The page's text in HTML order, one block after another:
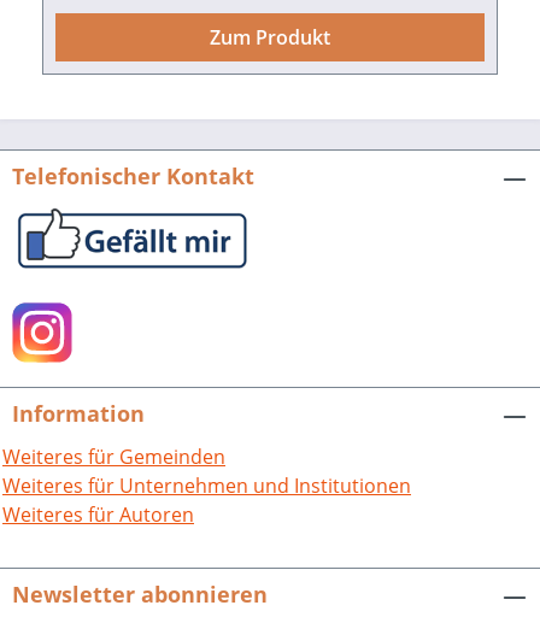
3-89735-231-5. EUR 13,90 Presseinformation
als pdf-Datei zum Download Buch-Cover als
Zum Produkt
Telefonischer Kontakt
Information
Weiteres für Gemeinden
Weiteres für Unternehmen und Institutionen
Weiteres für Autoren
Newsletter abonnieren